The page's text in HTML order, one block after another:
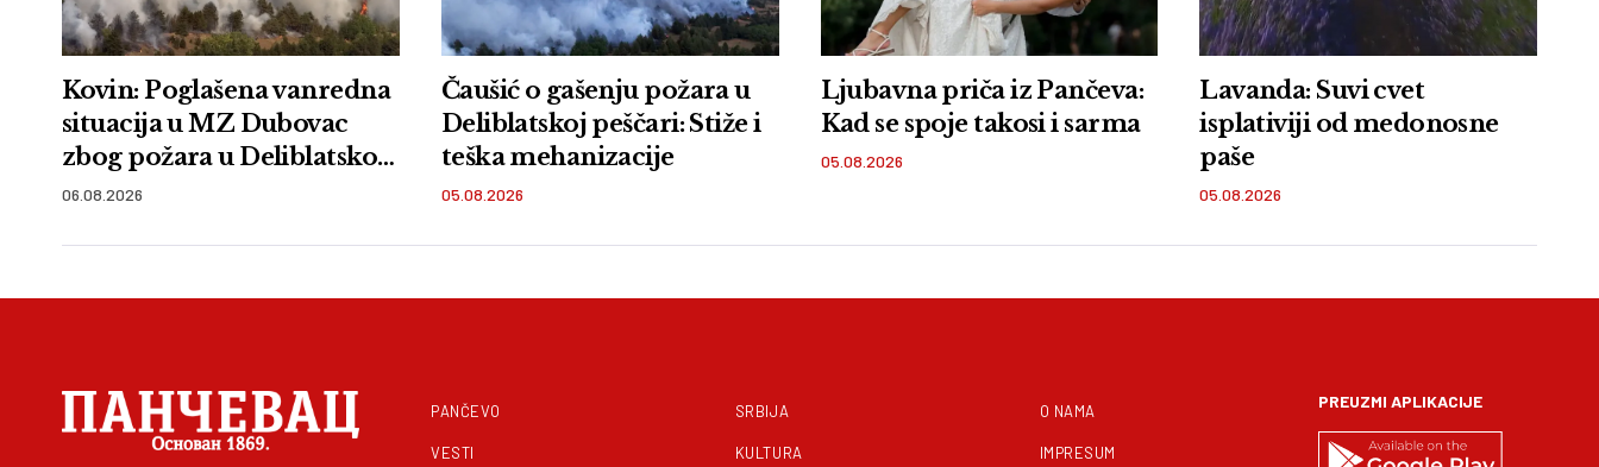
Kovin: Poglašena vanredna
situacija u MZ Dubovac
zbog požara u Deliblatskoj
peščari
06.08.2026
Čaušić o gašenju požara u
Deliblatskoj peščari: Stiže i
teška mehanizacije
05.08.2026
Ljubavna priča iz Pančeva:
Kad se spoje takosi i sarma
05.08.2026
Lavanda: Suvi cvet
isplativiji od medonosne
paše
05.08.2026
PANČEVO
VESTI
SRBIJA
KULTURA
O NAMA
IMPRESUM
PREUZMI APLIKACIJE